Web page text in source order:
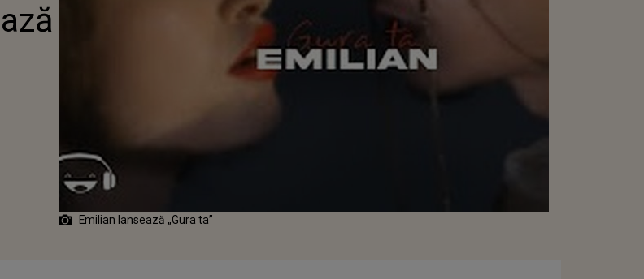
Emilian lansează „Gura ta”